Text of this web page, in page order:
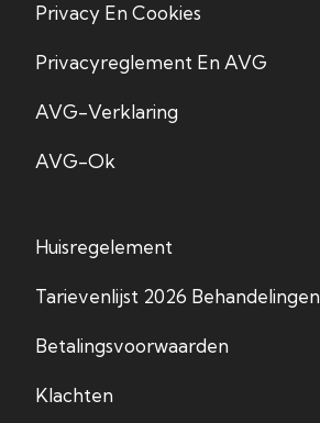
Privacy En Cookies
Privacyreglement En AVG
AVG-Verklaring
AVG-Ok
Huisregelement
Tarievenlijst 2026 Behandelingen
Betalingsvoorwaarden
Klachten